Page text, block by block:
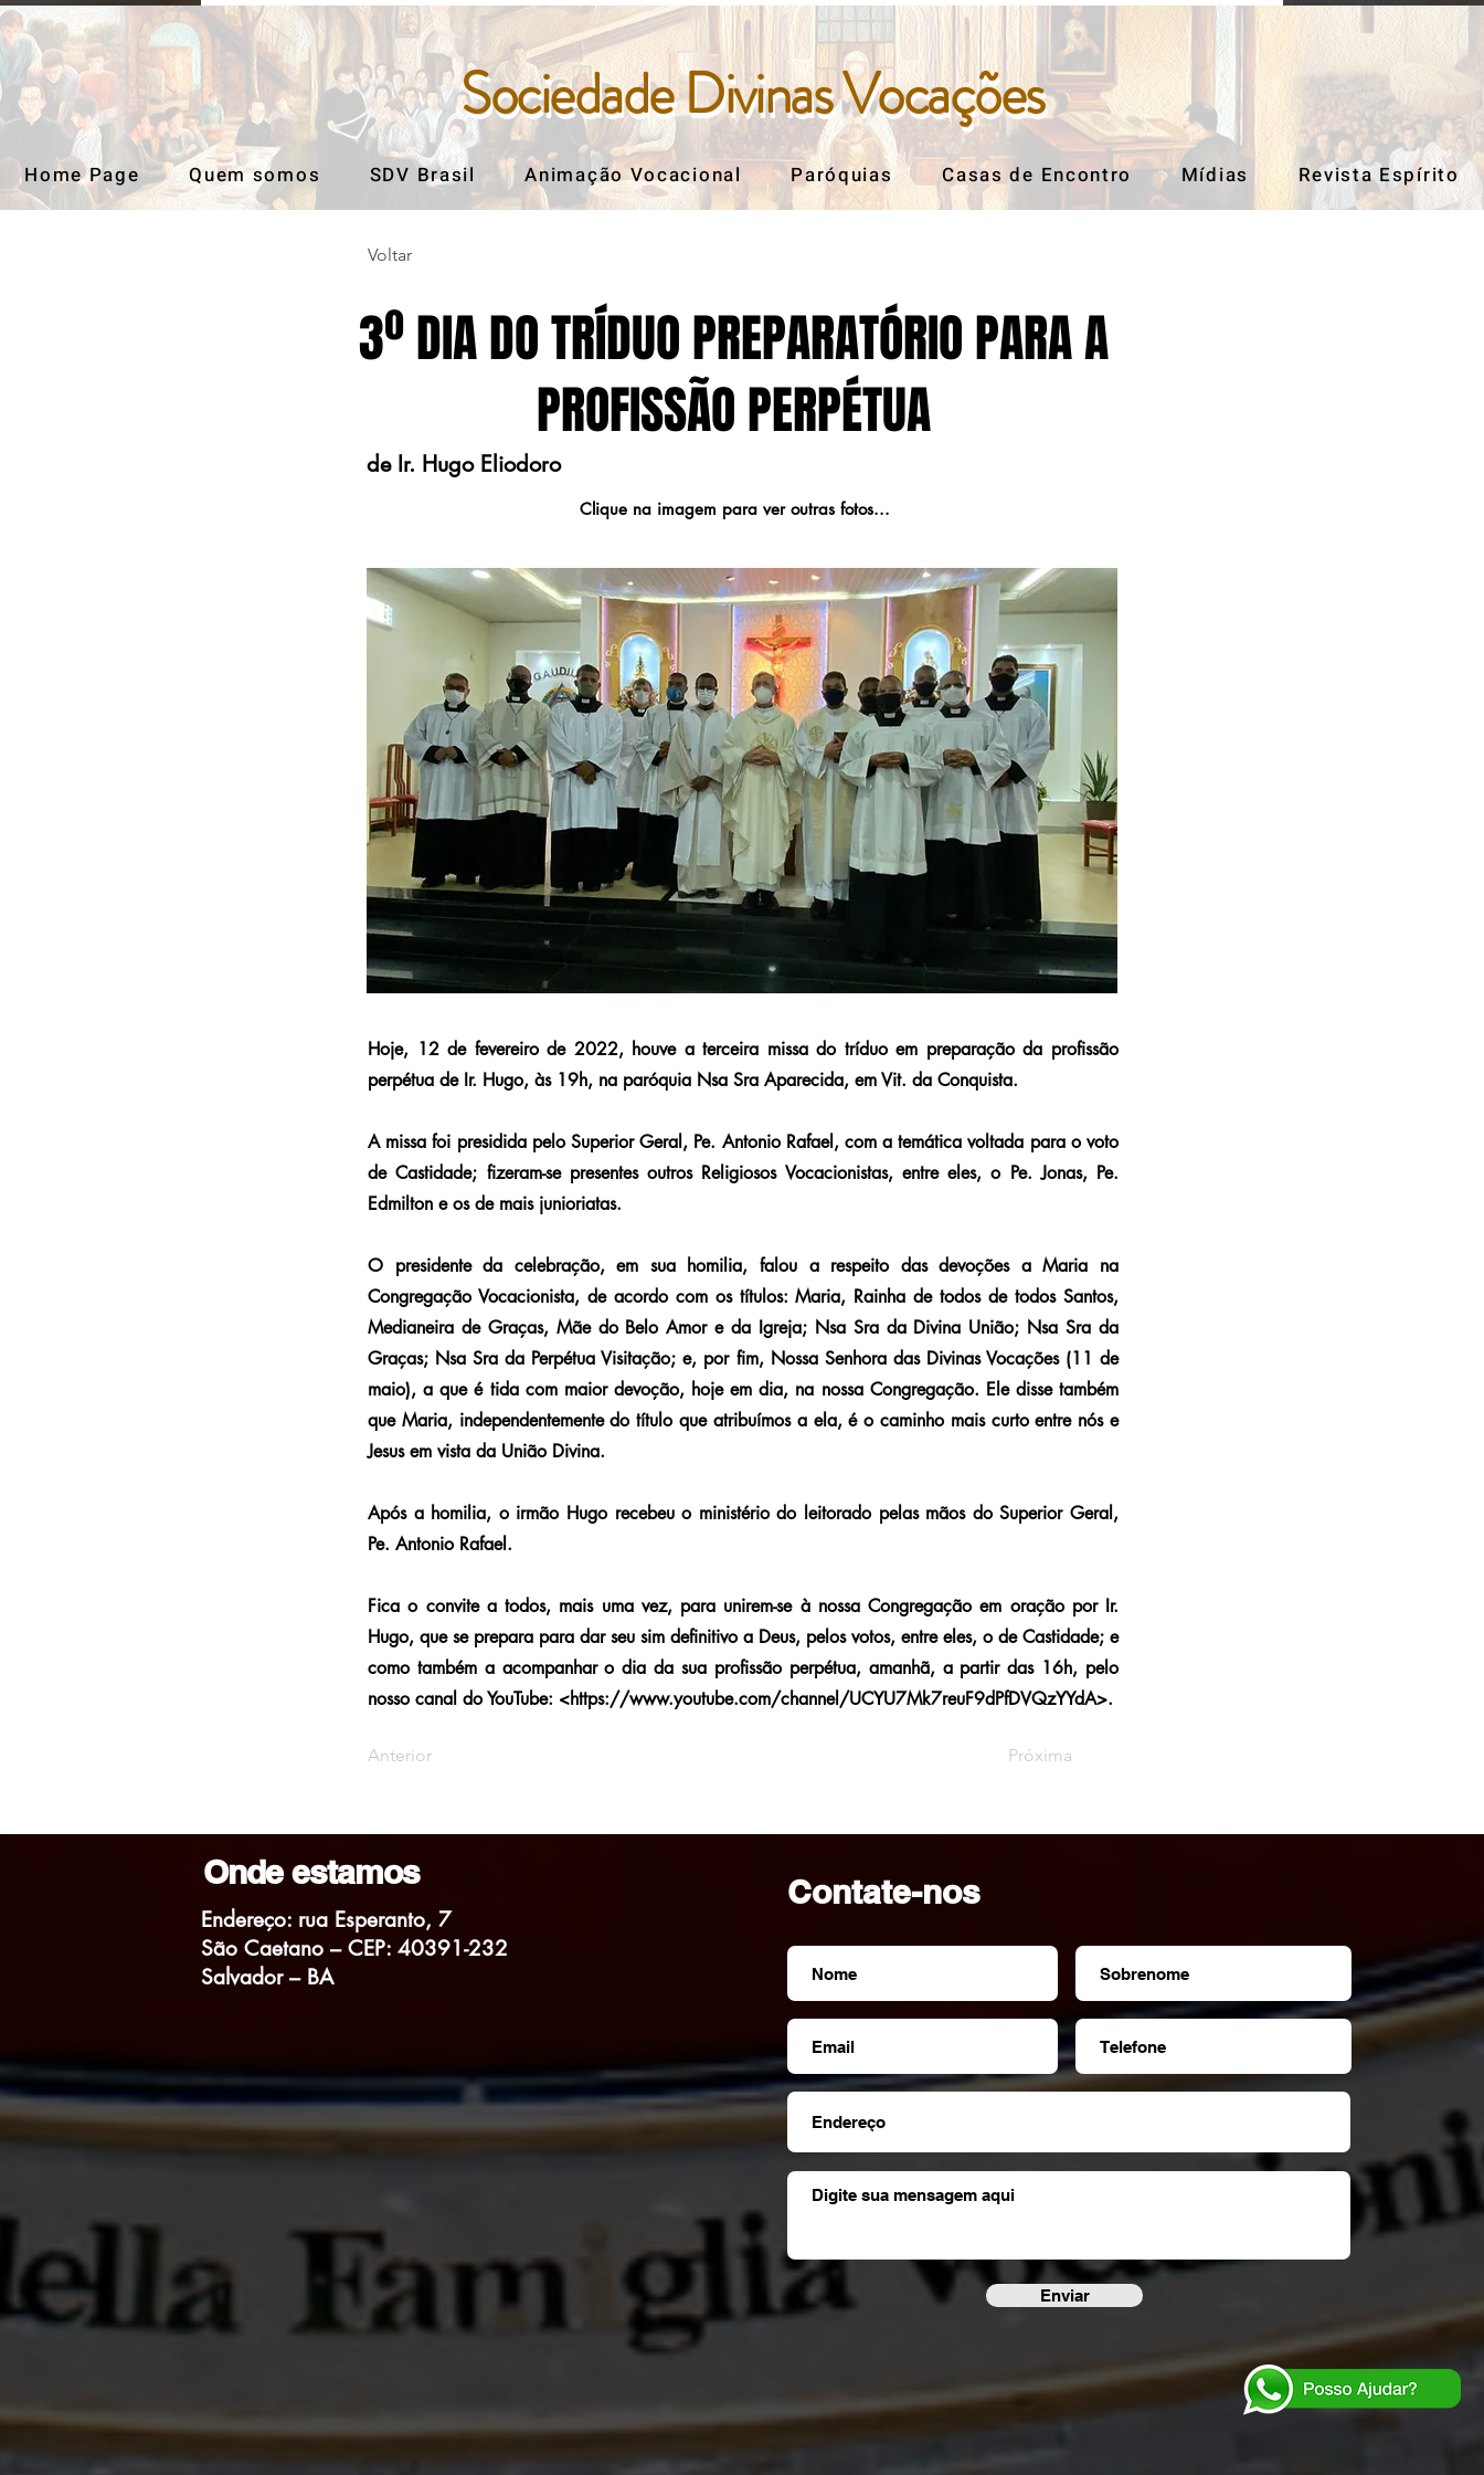
Sociedade Divinas Vocações
Sociedade Divinas Vocações
Home Page Quem somos SDV Brasil Animação Vocacional Paróquias Casas de Encontro Mídias Revista Espírito
Voltar
3º DIA DO TRÍDUO PREPARATÓRIO PARA A
PROFISSÃO PERPÉTUA
de Ir. Hugo Eliodoro
Clique na imagem para ver outras fotos...
Hoje, 12 de fevereiro de 2022, houve a terceira missa do tríduo em preparação da profissão
perpétua de Ir. Hugo, às 19h, na paróquia Nsa Sra Aparecida, em Vit. da Conquista.
A missa foi presidida pelo Superior Geral, Pe. Antonio Rafael, com a temática voltada para o voto
de Castidade; fizeram-se presentes outros Religiosos Vocacionistas, entre eles, o Pe. Jonas, Pe.
Edmilton e os de mais junioriatas.
O presidente da celebração, em sua homilia, falou a respeito das devoções a Maria na
Congregação Vocacionista, de acordo com os títulos: Maria, Rainha de todos de todos Santos,
Medianeira de Graças, Mãe do Belo Amor e da Igreja; Nsa Sra da Divina União; Nsa Sra da
Graças; Nsa Sra da Perpétua Visitação; e, por fim, Nossa Senhora das Divinas Vocações (11 de
maio), a que é tida com maior devoção, hoje em dia, na nossa Congregação. Ele disse também
que Maria, independentemente do título que atribuímos a ela, é o caminho mais curto entre nós e
Jesus em vista da União Divina.
Após a homilia, o irmão Hugo recebeu o ministério do leitorado pelas mãos do Superior Geral,
Pe. Antonio Rafael.
Fica o convite a todos, mais uma vez, para unirem-se à nossa Congregação em oração por Ir.
Hugo, que se prepara para dar seu sim definitivo a Deus, pelos votos, entre eles, o de Castidade; e
como também a acompanhar o dia da sua profissão perpétua, amanhã, a partir das 16h, pelo
nosso canal do YouTube: <https://www.youtube.com/channel/UCYU7Mk7reuF9dPfDVQzYYdA>.
Anterior Próxima
Onde estamos
Endereço: rua Esperanto, 7
São Caetano – CEP: 40391-232
Salvador – BA
Contate-nos
Enviar